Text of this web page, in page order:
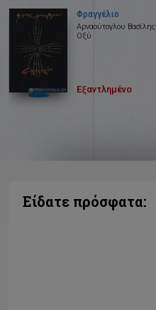
Φραγγέλιο
Αρναούτογλου Βασίλης
Οξύ
Εξαντλημένο
Είδατε πρόσφατα: